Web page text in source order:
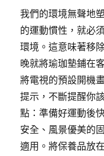
我們的環境無聲地
的運動慣性，就必
環境。這意味著移
晚就將瑜珈墊鋪在
將電視的預設開機
提示，不斷提醒你
點：準備好運動後
安全、風景優美的
適用。將保養品放